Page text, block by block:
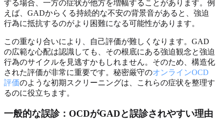
する場合、一方の症状が他方を増幅することがあります。例
えば、GADからくる持続的な不安の背景音があると、強迫
行為に抵抗するのがより困難になる可能性があります。
この重なり合いにより、自己評価が難しくなります。GAD
の広範な心配は認識しても、その根底にある強迫観念と強迫
行為のサイクルを見逃すかもしれません。そのため、構造化
された評価が非常に重要です。秘密厳守のオンラインOCD
評価のような初期スクリーニングは、これらの症状を整理す
るのに役立ちます。
一般的な誤診：OCDがGADと誤診されやすい理由